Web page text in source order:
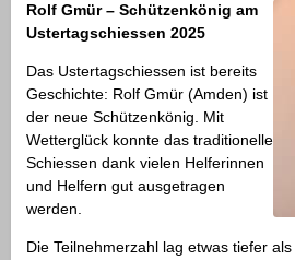
Rolf Gmür – Schützenkönig am
Ustertagschiessen 2025
Das Ustertagschiessen ist bereits
Geschichte: Rolf Gmür (Amden) ist
der neue Schützenkönig. Mit
Wetterglück konnte das traditionelle
Schiessen dank vielen Helferinnen
und Helfern gut ausgetragen
werden.
Die Teilnehmerzahl lag etwas tiefer